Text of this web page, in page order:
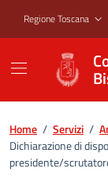
Regione Toscana
Home / Servizi /
Dichiarazione di
presidente/